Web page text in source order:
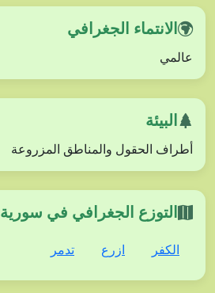
الانتماء الجغرافي
عالمي
البيئة
أطراف الحقول والمناطق المزروعة
التوزع الجغرافي في سورية
الكفر ازرع تدمر